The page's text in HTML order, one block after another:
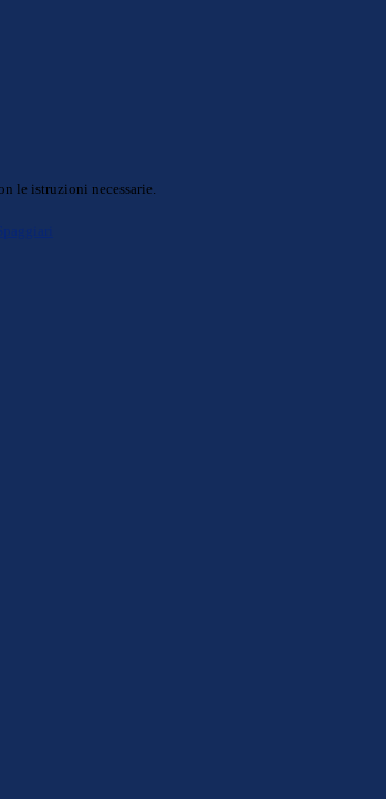
le istruzioni necessarie.